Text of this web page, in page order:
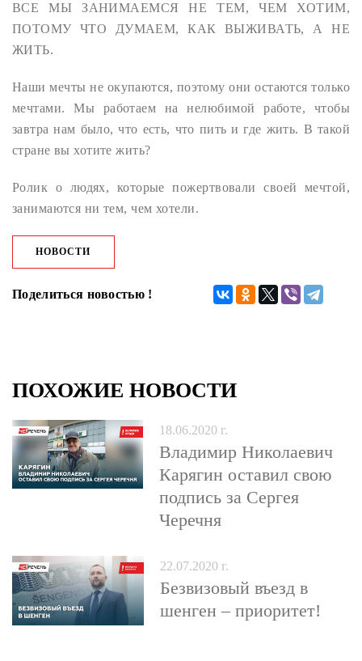
ВСЕ МЫ ЗАНИМАЕМСЯ НЕ ТЕМ, ЧЕМ ХОТИМ,
ПОТОМУ ЧТО ДУМАЕМ, КАК ВЫЖИВАТЬ, А НЕ
ЖИТЬ.
Наши мечты не окупаются, поэтому они остаются только
мечтами. Мы работаем на нелюбимой работе, чтобы
завтра нам было, что есть, что пить и где жить. В такой
стране вы хотите жить?
Ролик о людях, которые пожертвовали своей мечтой,
занимаются ни тем, чем хотели.
НОВОСТИ
Поделиться новостью !
ПОХОЖИЕ НОВОСТИ
18.06.2020 г.
Владимир Николаевич
Карягин оставил свою
подпись за Сергея
Черечня
22.07.2020 г.
Безвизовый въезд в
шенген – приоритет!